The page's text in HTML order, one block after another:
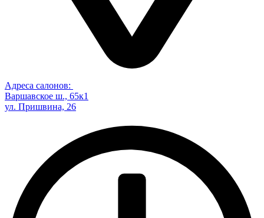
Адреса салонов:
Варшавское ш., 65к1
ул. Пришвина, 26